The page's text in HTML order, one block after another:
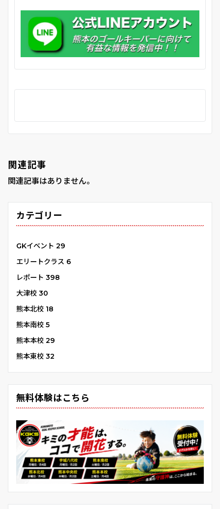
関連記事
関連記事はありません。
カテゴリー
GKイベント 29
エリートクラス 6
レポート 398
大津校 30
熊本北校 18
熊本南校 5
熊本本校 29
熊本東校 32
無料体験はこちら